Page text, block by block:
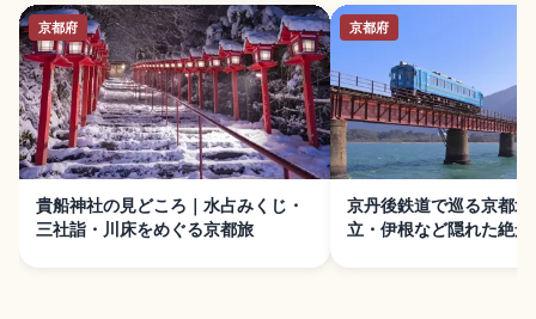
京都府
貴船神社の見どころ｜水占みくじ・
三社詣・川床をめぐる京都旅
京都府
京丹後鉄道で巡る京都北
立・伊根など隠れた絶景